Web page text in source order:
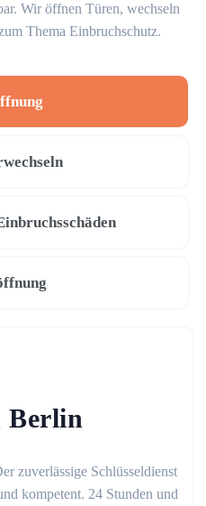
Wir öffnen Türen, wechseln
Thema Einbruchschutz.
Berlin
zuverlässige Schlüsseldienst
kompetent. 24 Stunden und